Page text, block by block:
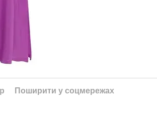
Поширити у соцмережах